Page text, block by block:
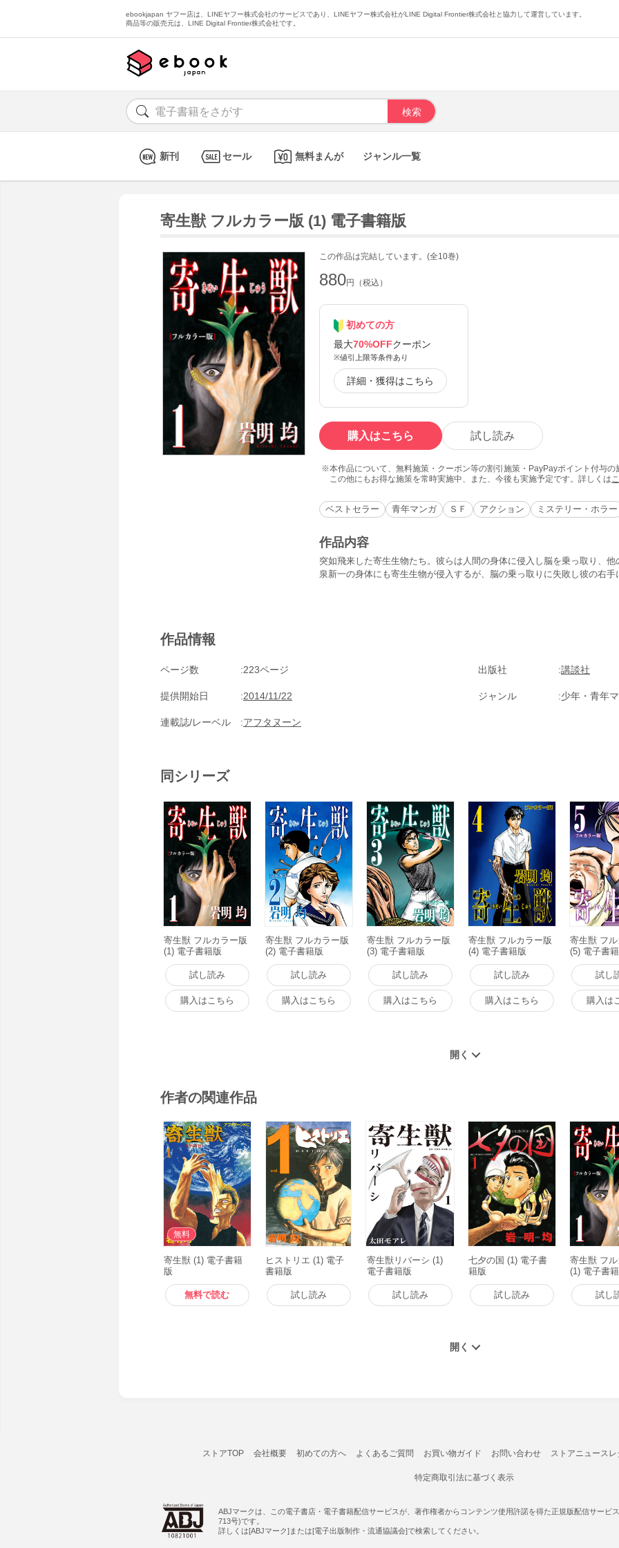
ebookjapan ヤフー店は、LINEヤフー株式会社のサービスであり、LINEヤフー株式会社がLINE Digital Frontier株式会社と協力して運営しています。
商品等の販売元は、LINE Digital Frontier株式会社です。
新刊 セール 無料まんが ジャンル一覧
寄生獣 フルカラー版 (1) 電子書籍版
この作品は完結しています。(全10巻)
880円（税込）
初めての方
最大70%OFFクーポン
※値引上限等条件あり
詳細・獲得はこちら
購入はこちら 試し読み
本作品について、無料施策・クーポン等の割引施策・PayPayポイント付与
この他にもお得な施策を常時実施中、また、今後も実施予定です。詳しくは
ベストセラー 青年マンガ ＳＦ アクション ミステリー・ホラー
作品内容
突如飛来した寄生生物たち。彼らは人間の身体に侵入し脳を乗っ取り、
泉新一の身体にも寄生生物が侵入するが、脳の乗っ取りに失敗し彼の右
作品情報
ページ数 223ページ 出版社 講談社
提供開始日 2014/11/22 ジャンル 少年・青年
連載誌/レーベル アフタヌーン
同シリーズ
寄生獣 フルカラー版
(1) 電子書籍版
試し読み
購入はこちら
寄生獣 フルカラー版
(2) 電子書籍版
試し読み
購入はこちら
寄生獣 フルカラー版
(3) 電子書籍版
試し読み
購入はこちら
寄生獣 フルカラー版
(4) 電子書籍版
試し読み
購入はこちら
寄生獣 フ
(5) 電子書
試し
購入は
作者の関連作品
無料
寄生獣 (1) 電子書籍
版
無料で読む
ヒストリエ (1) 電子
書籍版
試し読み
寄生獣リバーシ (1)
電子書籍版
試し読み
七夕の国 (1) 電子書
籍版
試し読み
寄生獣 フ
(1) 電子書
試し
ストアTOP 会社概要 初めての方へ よくあるご質問 お買い物ガイド お問い合わせ ストアニュースレ
特定商取引法に基づく表示
ABJマークは、この電子書店・電子書籍配信サービスが、著作権者からコンテンツ使用許諾を得た正規版配信サービ
713号)です。
詳しくは[ABJマーク]または[電子出版制作・流通協議会]で検索してください。